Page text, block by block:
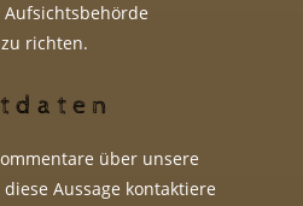
richten.
über unsere
Aussage kontaktiere